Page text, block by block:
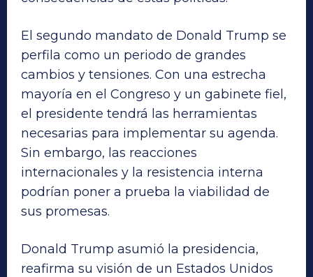
El segundo mandato de Donald Trump se
perfila como un periodo de grandes
cambios y tensiones. Con una estrecha
mayoría en el Congreso y un gabinete fiel,
el presidente tendrá las herramientas
necesarias para implementar su agenda.
Sin embargo, las reacciones
internacionales y la resistencia interna
podrían poner a prueba la viabilidad de
sus promesas.
Donald Trump asumió la presidencia,
reafirma su visión de un Estados Unidos